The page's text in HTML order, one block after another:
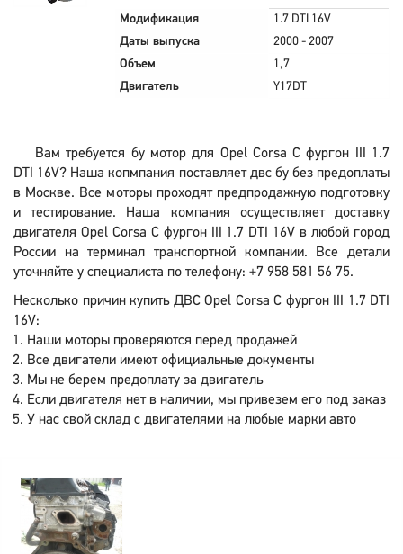
Модификация
1.7 DTI 16V
Даты выпуска
2000 - 2007
Объем
1,7
Двигатель
Y17DT
Вам требуется бу мотор для Opel Corsa C фургон III 1.7
DTI 16V? Наша копмпания поставляет двс бу без предоплаты
в Москве. Все моторы проходят предпродажную подготовку
и тестирование. Наша компания осуществляет доставку
двигателя Opel Corsa C фургон III 1.7 DTI 16V в любой город
России на терминал транспортной компании. Все детали
уточняйте у специалиста по телефону: +7 958 581 56 75.
Несколько причин купить ДВС Opel Corsa C фургон III 1.7 DTI
16V:
Наши моторы проверяются перед продажей
Все двигатели имеют официальные документы
Мы не берем предоплату за двигатель
Если двигателя нет в наличии, мы привезем его под заказ
У нас свой склад с двигателями на любые марки авто